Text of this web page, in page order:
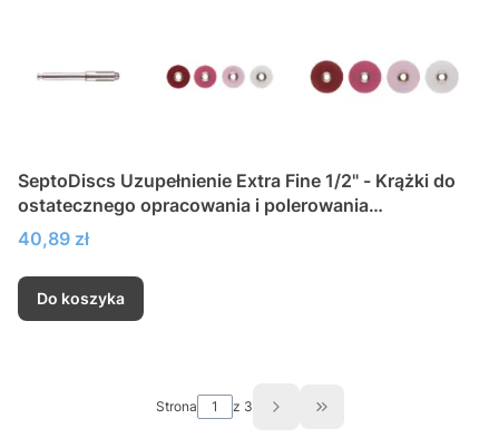
SeptoDiscs Uzupełnienie Extra Fine 1/2" - Krążki do
ostatecznego opracowania i polerowania
kompozytów
Cena
40,89 zł
Do koszyka
Strona z 3 Przejdź do ostatniej